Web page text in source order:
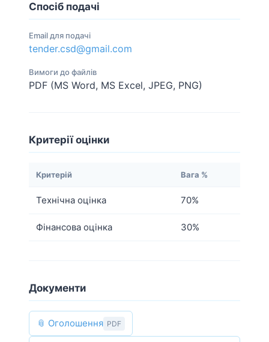
Спосіб подачі
Email для подачі
tender.csd@gmail.com
Вимоги до файлів
PDF (MS Word, MS Excel, JPEG, PNG)
Критерії оцінки
Критерій Вага %
Технічна оцінка 70%
Фінансова оцінка 30%
Документи
📎 Оголошення PDF